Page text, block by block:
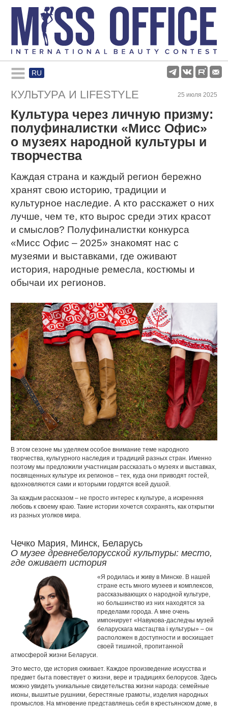
RU
Rules and regulations
About pageant
Participants
Gallery
КУЛЬТУРА И LIFESTYLE 25 июля 2025
Культура через личную призму:
полуфиналистки «Мисс Офис»
о музеях народной культуры и
творчества
Каждая страна и каждый регион бережно
хранят свою историю, традиции и
культурное наследие. А кто расскажет о них
лучше, чем те, кто вырос среди этих красот
и смыслов? Полуфиналистки конкурса
«Мисс Офис – 2025» знакомят нас с
музеями и выставками, где оживают
история, народные ремесла, костюмы и
обычаи их регионов.
В этом сезоне мы уделяем особое внимание теме народного
творчества, культурного наследия и традиций разных стран. Именно
поэтому мы предложили участницам рассказать о музеях и выставках,
посвященных культуре их регионов – тех, куда они приводят гостей,
вдохновляются сами и которыми гордятся всей душой.
За каждым рассказом – не просто интерес к культуре, а искренняя
любовь к своему краю. Такие истории хочется сохранять, как открытки
из разных уголков мира.
Чечко Мария, Минск, Беларусь
О музее древнебелорусской культуры: место,
где оживает история
«Я родилась и живу в Минске. В нашей
стране есть много музеев и комплексов,
рассказывающих о народной культуре,
но большинство из них находятся за
пределами города. А мне очень
импонирует «Навукова-даследчы музей
беларускага мастацтва і культуры» – он
расположен в доступности и восхищает
своей тишиной, пропитанной
атмосферой жизни Беларуси.
Это место, где история оживает. Каждое произведение искусства и
предмет быта повествует о жизни, вере и традициях белорусов. Здесь
можно увидеть уникальные свидетельства жизни народа: семейные
иконы, вышитые рушники, берестяные грамоты, изделия народных
промыслов. На мгновение представляешь себя в крестьянском доме, в